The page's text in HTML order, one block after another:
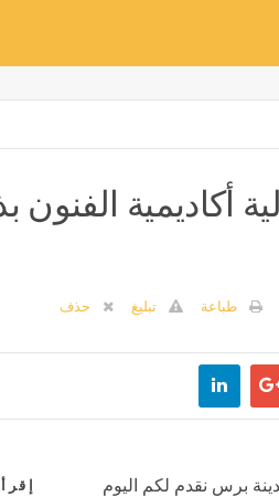
طباعة تبليغ حذف
برس نقدم لكم اليوم